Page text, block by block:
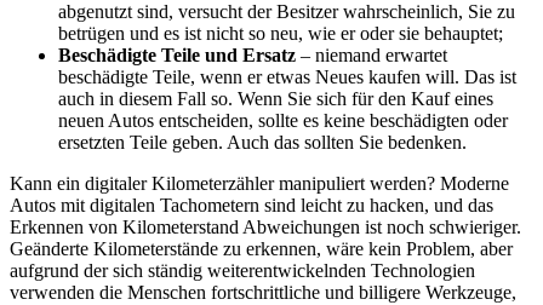
abgenutzt sind, versucht der Besitzer wahrscheinlich, Sie zu
betrügen und es ist nicht so neu, wie er oder sie behauptet;
Beschädigte Teile und Ersatz – niemand erwartet
beschädigte Teile, wenn er etwas Neues kaufen will. Das ist
auch in diesem Fall so. Wenn Sie sich für den Kauf eines
neuen Autos entscheiden, sollte es keine beschädigten oder
ersetzten Teile geben. Auch das sollten Sie bedenken.
Kann ein digitaler Kilometerzähler manipuliert werden? Moderne
Autos mit digitalen Tachometern sind leicht zu hacken, und das
Erkennen von Kilometerstand Abweichungen ist noch schwieriger.
Geänderte Kilometerstände zu erkennen, wäre kein Problem, aber
aufgrund der sich ständig weiterentwickelnden Technologien
verwenden die Menschen fortschrittliche und billigere Werkzeuge,